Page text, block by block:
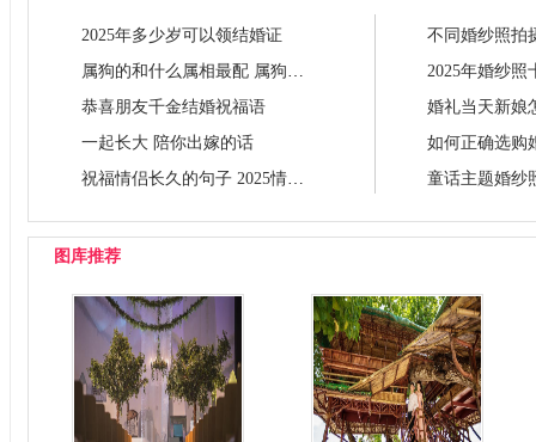
2025年多少岁可以领结婚证
属狗的和什么属相最配 属狗的属相
恭喜朋友千金结婚祝福语
一起长大 陪你出嫁的话
祝福情侣长久的句子 2025情侣祝福语
2025年婚纱照
婚礼当天新娘
图库推荐